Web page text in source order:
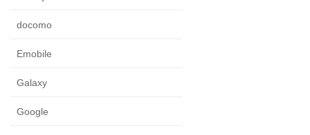
docomo
Emobile
Galaxy
Google